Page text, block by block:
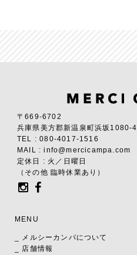
〒669-6702
兵庫県美方郡新温泉町浜坂1080-4
TEL : 080-4017-1516
MAIL : info@mercicampa.com
定休日 : 火／日曜日
（その他 臨時休業あり）
MENU
_ メルシーカンパについて
_ 店舗情報